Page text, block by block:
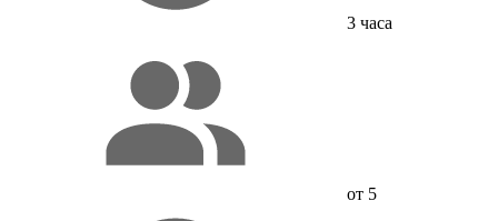
3 часа
от 5